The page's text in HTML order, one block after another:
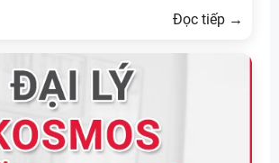
Đọc tiếp →